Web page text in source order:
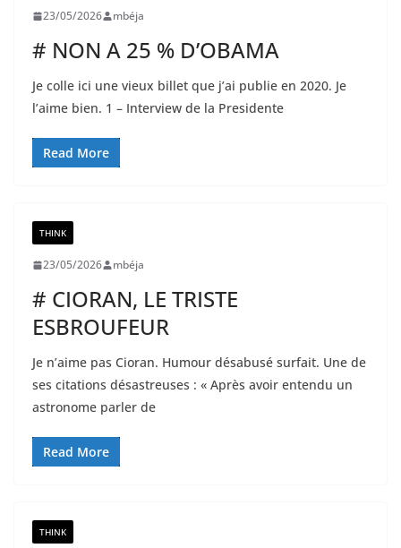
23/05/2026 mbéja
# NON A 25 % D’OBAMA
Je colle ici une vieux billet que j’ai publie en 2020. Je
l’aime bien. 1 – Interview de la Presidente
Read More
THINK
23/05/2026 mbéja
# CIORAN, LE TRISTE
ESBROUFEUR
Je n’aime pas Cioran. Humour désabusé surfait. Une de
ses citations désastreuses : « Après avoir entendu un
astronome parler de
Read More
THINK